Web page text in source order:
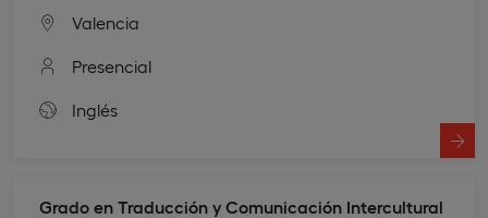
Valencia
Presencial
Inglés
Grado en Traducción y Comunicación Intercultural